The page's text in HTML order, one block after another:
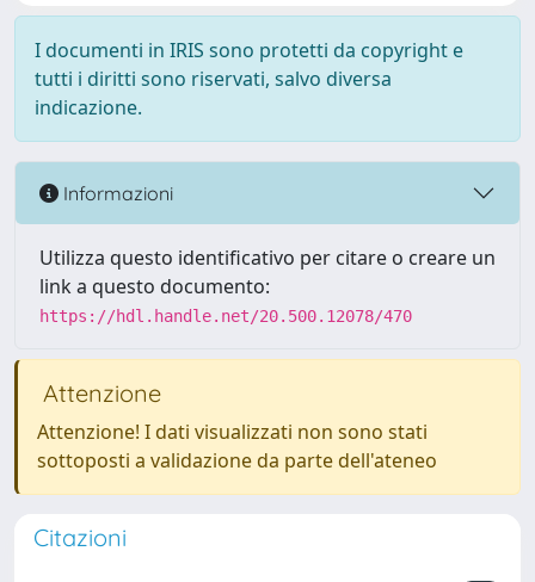
I documenti in IRIS sono protetti da copyright e
tutti i diritti sono riservati, salvo diversa
indicazione.
Informazioni
Utilizza questo identificativo per citare o creare un
link a questo documento:
https://hdl.handle.net/20.500.12078/470
Attenzione
Attenzione! I dati visualizzati non sono stati
sottoposti a validazione da parte dell'ateneo
Citazioni